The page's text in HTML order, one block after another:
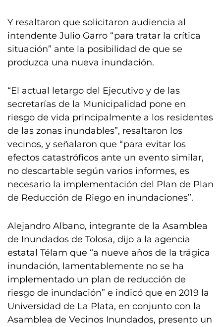
Y resaltaron que solicitaron audiencia al
intendente Julio Garro “para tratar la crítica
situación” ante la posibilidad de que se
produzca una nueva inundación.
“El actual letargo del Ejecutivo y de las
secretarías de la Municipalidad pone en
riesgo de vida principalmente a los residentes
de las zonas inundables”, resaltaron los
vecinos, y señalaron que “para evitar los
efectos catastróficos ante un evento similar,
no descartable según varios informes, es
necesario la implementación del Plan de Plan
de Reducción de Riego en inundaciones”.
Alejandro Albano, integrante de la Asamblea
de Inundados de Tolosa, dijo a la agencia
estatal Télam que “a nueve años de la trágica
inundación, lamentablemente no se ha
implementado un plan de reducción de
riesgo de inundación” e indicó que en 2019 la
Universidad de La Plata, en conjunto con la
Asamblea de Vecinos Inundados, presento un